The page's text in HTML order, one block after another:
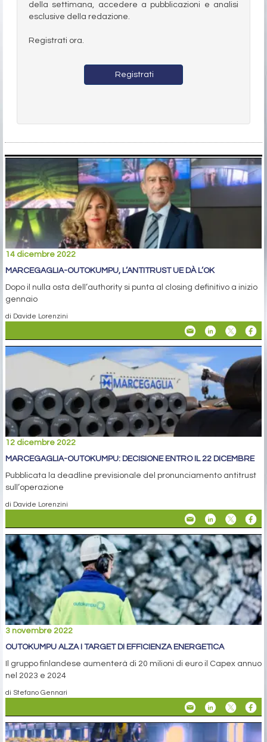
della settimana, accedere a pubblicazioni e analisi
esclusive della redazione.
Registrati ora.
Registrati
14 dicembre 2022
MARCEGAGLIA-OUTOKUMPU, L’ANTITRUST UE DÀ L’OK
Dopo il nulla osta dell’authority si punta al closing definitivo a inizio
gennaio
di Davide Lorenzini
12 dicembre 2022
MARCEGAGLIA-OUTOKUMPU: DECISIONE ENTRO IL 22 DICEMBRE
Pubblicata la deadline previsionale del pronunciamento antitrust
sull’operazione
di Davide Lorenzini
3 novembre 2022
OUTOKUMPU ALZA I TARGET DI EFFICIENZA ENERGETICA
Il gruppo finlandese aumenterà di 20 milioni di euro il Capex annuo
nel 2023 e 2024
di Stefano Gennari